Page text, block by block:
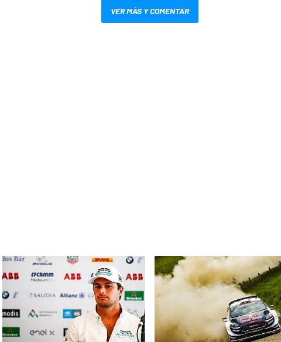
VER MÁS Y COMENTAR